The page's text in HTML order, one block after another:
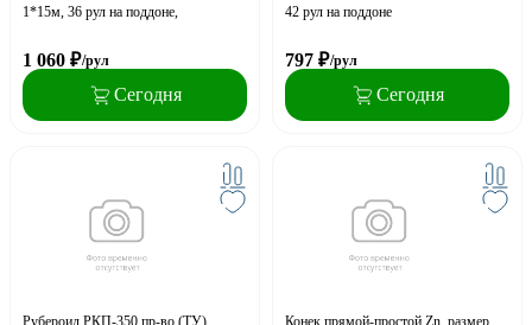
1*15м, 36 рул на поддоне,
1 060 ₽/рул
Сегодня
42 рул на поддоне
797 ₽/рул
Сегодня